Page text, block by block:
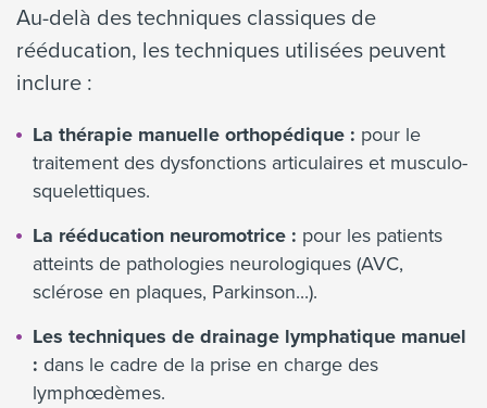
Au-delà des techniques classiques de
rééducation, les techniques utilisées peuvent
inclure :
La thérapie manuelle orthopédique : pour le
traitement des dysfonctions articulaires et musculo-
squelettiques.
La rééducation neuromotrice : pour les patients
atteints de pathologies neurologiques (AVC,
sclérose en plaques, Parkinson...).
Les techniques de drainage lymphatique manuel
: dans le cadre de la prise en charge des
lymphœdèmes.